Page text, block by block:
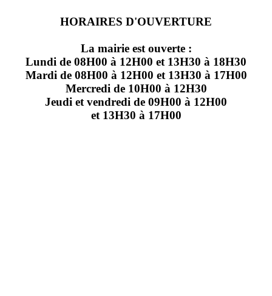
HORAIRES D'OUVERTURE
La mairie est ouverte :
Lundi de 08H00 à 12H00 et 13H30 à 18H30
Mardi de 08H00 à 12H00 et 13H30 à 17H00
Mercredi de 10H00 à 12H30
Jeudi et vendredi de 09H00 à 12H00
et 13H30 à 17H00